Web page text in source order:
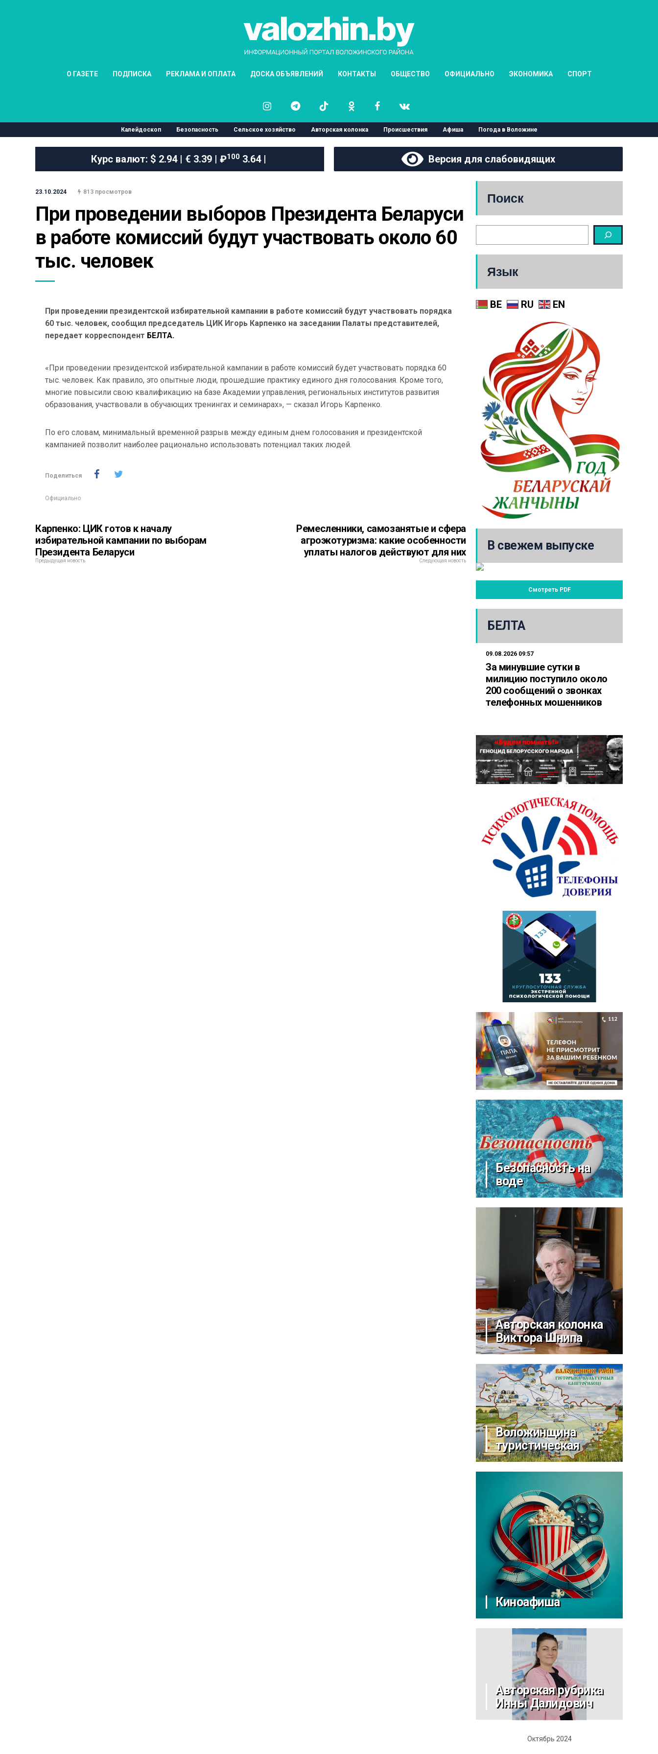
О ГАЗЕТЕ ПОДПИСКА РЕКЛАМА И ОПЛАТА ДОСКА ОБЪЯВЛЕНИЙ КОНТАКТЫ ОБЩЕСТВО ОФИЦИАЛЬНО ЭКОНОМИКА СПОРТ
Калейдоскоп Безопасность Сельское хозяйство Авторская колонка Происшествия Афиша Погода в Воложине
Курс валют: $ 2.94 | € 3.39 | ₽1003.64 | Версия для слабовидящих
23.10.2024 813 просмотров
При проведении выборов Президента Беларуси
в работе комиссий будут участвовать около 60
тыс. человек
При проведении президентской избирательной кампании в работе комиссий будут участвовать порядка
60 тыс. человек, сообщил председатель ЦИК Игорь Карпенко на заседании Палаты представителей,
передает корреспондент БЕЛТА.
«При проведении президентской избирательной кампании в работе комиссий будет участвовать порядка 60
тыс. человек. Как правило, это опытные люди, прошедшие практику единого дня голосования. Кроме того,
многие повысили свою квалификацию на базе Академии управления, региональных институтов развития
образования, участвовали в обучающих тренингах и семинарах», — сказал Игорь Карпенко.
По его словам, минимальный временной разрыв между единым днем голосования и президентской
кампанией позволит наиболее рационально использовать потенциал таких людей.
Поделиться
Официально
Карпенко: ЦИК готов к началу
избирательной кампании по выборам
Президента Беларуси
Предыдущая новость
Ремесленники, самозанятые и сфера
агроэкотуризма: какие особенности
уплаты налогов действуют для них
Следующая новость
Поиск
Язык
BE RU EN
В свежем выпуске
Смотреть PDF
БЕЛТА
09.08.2026 09:57
За минувшие сутки в
милицию поступило около
200 сообщений о звонках
телефонных мошенников
Безопасность на
воде
Авторская колонка
Виктора Шнипа
Воложинщина
туристическая
Киноафиша
Авторская рубрика
Инны Далидович
Октябрь 2024